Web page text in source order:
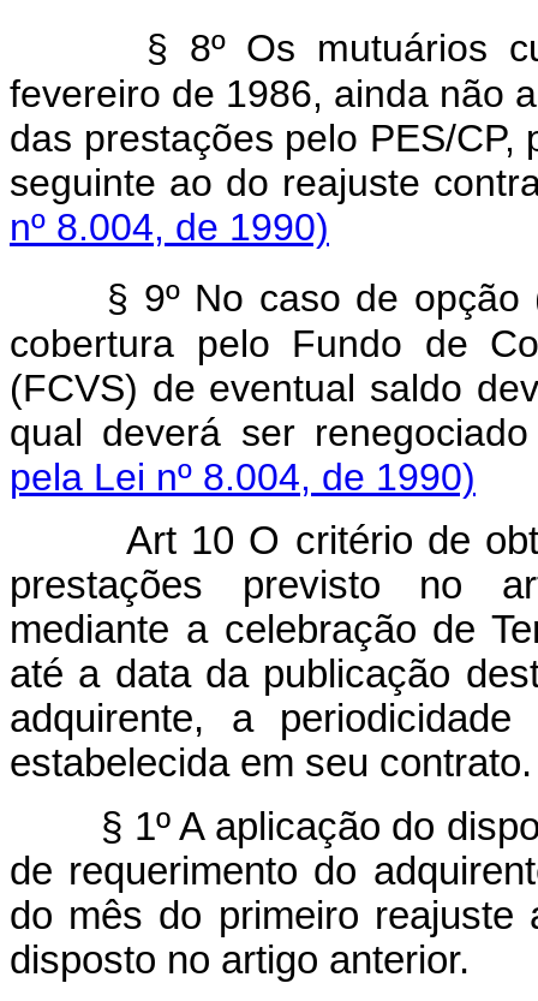
§ 8º Os mutuários
fevereiro de 1986, ainda não
das prestações pelo PES/
seguinte ao do reajuste
nº 8.004, de 1990)
§ 9º No caso de
cobertura pelo Fundo de
(FCVS) de eventual saldo
qual deverá ser
pela Lei nº 8.004, de 1990)
Art 10 O critério de
prestações previsto no
mediante a celebração de
até a data da publicação
adquirente, a
estabelecida em seu contrato.
§ 1º A aplicação do
de requerimento do
do mês do primeiro reajuste
disposto no artigo anterior.